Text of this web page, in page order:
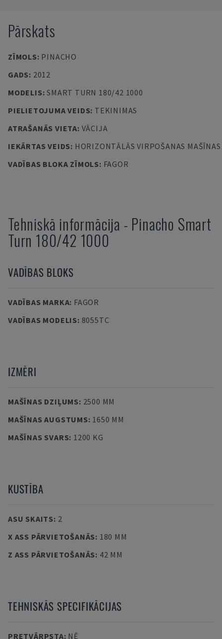
Pārskats
ZĪMOLS: PINACHO
GADS: 2012
MODELIS:SMART TURN 180/42 1000
PIELIETOJUMA VEIDS: TEKINIMAS
ATRAŠANĀS VIETA: VĀCIJA
IEKĀRTAS VEIDS: HORIZONTĀLĀS VIRPOŠANAS MAŠĪNAS
VADĪBAS BLOKA ZĪMOLS: FAGOR
Tehniskā informācija - Pinacho Smart
Turn 180/42 1000
VADĪBAS BLOKS
VADĪBAS MARKA: FAGOR
VADĪBAS MODELIS: 8055TC
IZMĒRI
MAŠĪNAS DZIĻUMS: 2500 MM
MAŠĪNAS AUGSTUMS: 1650 MM
MAŠĪNAS SVARS: 1200 KG
KUSTĪBA
ASU SKAITS: 2
X ASS PĀRVIETOŠANĀS: 180 MM
Z ASS PĀRVIETOŠANĀS: 42 MM
TEHNISKĀS SPECIFIKĀCIJAS
PRETVĀRPSTA: NĒ